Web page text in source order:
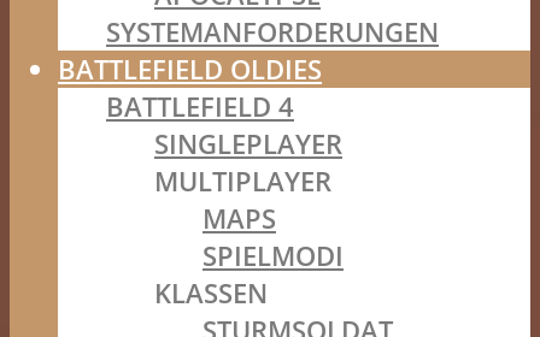
SYSTEMANFORDERUNGEN
BATTLEFIELD OLDIES
BATTLEFIELD 4
SINGLEPLAYER
MULTIPLAYER
MAPS
SPIELMODI
KLASSEN